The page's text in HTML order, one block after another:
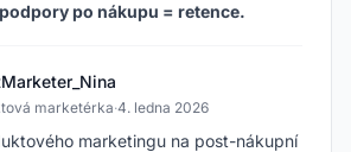
po nákupu = retence.
marketérka·4. ledna 2026
marketingu na post-nákupní